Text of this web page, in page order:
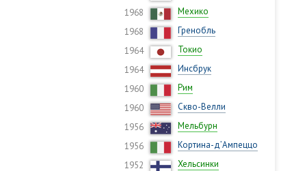
1968
Мехико
1968
Гренобль
1964
Токио
1964
Инсбрук
1960
Рим
1960
Скво-Велли
1956
Мельбурн
1956
Кортина-д’Ампеццо
1952
Хельсинки